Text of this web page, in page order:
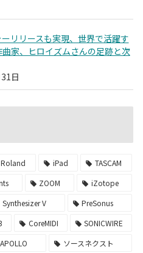
リリースも実現、世界で活躍す
家、ヒロイズムさんの足跡と次
日
Roland iPad
TASCAM
ZOOM
iZotope
Synthesizer V
PreSonus
CoreMIDI
SONICWIRE
APOLLO
ソースネクスト